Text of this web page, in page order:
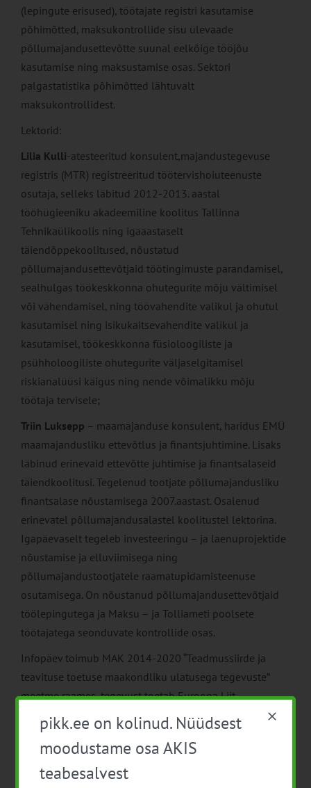
(lepingute erisused), töötajate registri kasutamise
põhimõtted, maksukontrollide sisu ülevaade
põllumajandusettevõtte suunal eelkõige tööjõu
kasutamise ning maksustamise osas. Sektori
palgastatistika põhimõtted lähtuvalt
maksukontrollidest.
Lektorid:
Lilia Kulli-atesteeritud konsulent,majandustegevuse
registris (MTR) registreeritud töötervishoiuteenuste
osutaja, selleks läbitud 2012-2013. aastal
tööhügieeniku akadeemiline koolitus Tallinna
Tehnikaülikoolis ning igaaastaselt
täiendõppekoolitused, nõustatud
põllumajandusettevõtjaid töötingimuste parandamisel,
sealhulgas töökeskkonna ohutegurite mõju vältimisel
või vähendamisel, ning töövahendite valikul ja ohutul
kasutamisel ning isikukaitsevahendite valikul ja
kasutamisel, töökeskkonna füsioloogiliste ja
psühholoogiliste ohutegurite väljaselgitamisel
riskianalüüsi käigus ning nende võimalikku mõju
töötaja tervisele;
Triin Luksepp – maamajanduse konsulent, haridus EMÜ
maamajandusliku ettevõtlus ja finantsjuhtimine. Lisaks
läbinud erinevaid ettevõtte juhtimise ja finantsalaseid
täiendkoolitusi. Tegelenud tootjate põllumajandusliku
finantsalase nõustamisega 2007.aastast. Osalenud
erinevatel põllumajandusalastel koolitustel lektorina.
Igapäevaselt tegeleb investeeringu – ja laenuprojektide
nõustamise ja elluviimisega ning
põllumajandustootjatele raamatupidamisteenuse
osutamisega. On nõustanud põllumajandusettevõtjaid
töölepingutega ja Maksu – ja Tolliameti poolsete
töötajatega seonduvate kontrollide osas.
Infopäev toimub MAK 2014-2020 “Teadmussiirde ja
teavituse toetuse maakondliku ulatusega tegevuste”
meetme raames, tegevust toetab Euroopa Liit
pikk.ee on kolinud. Nüüdsest
moodustame osa AKIS
teabesalvest